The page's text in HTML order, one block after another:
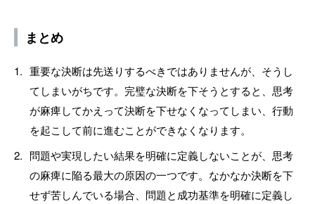
まとめ
重要な決断は先送りするべきではありませんが、そうし
てしまいがちです。完璧な決断を下そうとすると、思考
が麻痺してかえって決断を下せなくなってしまい、行動
を起こして前に進むことができなくなります。
問題や実現したい結果を明確に定義しないことが、思考
の麻痺に陥る最大の原因の一つです。なかなか決断を下
せず苦しんでいる場合、問題と成功基準を明確に定義し